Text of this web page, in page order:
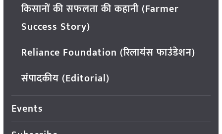
किसानों की सफलता की कहानी (Farmer
Success Story)
Reliance Foundation (रिलायंस फाउंडेशन)
संपादकीय (Editorial)
Events